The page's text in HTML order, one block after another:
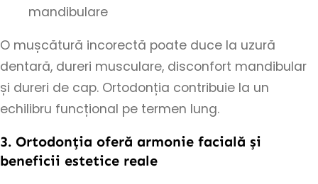
mandibulare
O mușcătură incorectă poate duce la uzură
dentară, dureri musculare, disconfort mandibular
și dureri de cap. Ortodonția contribuie la un
echilibru funcțional pe termen lung.
3. Ortodonția oferă armonie facială și
beneficii estetice reale